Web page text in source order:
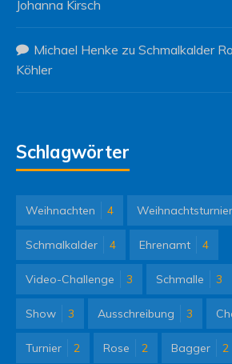
Johanna Kirsch
Michael Henke zu Schmalkalder
Köhler
Schlagwörter
Weihnachten 4 Weihnachtsturnier
Schmalkalder 4 Ehrenamt 4
Video-Challenge 3 Schmalle 3
Show 3 Ausschreibung 3
Turnier 2 Rose 2 Bagger 2